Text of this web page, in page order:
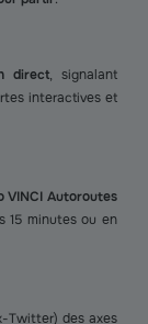
direct, signalant
interactives et
VINCI Autoroutes
15 minutes ou en
Twitter) des axes